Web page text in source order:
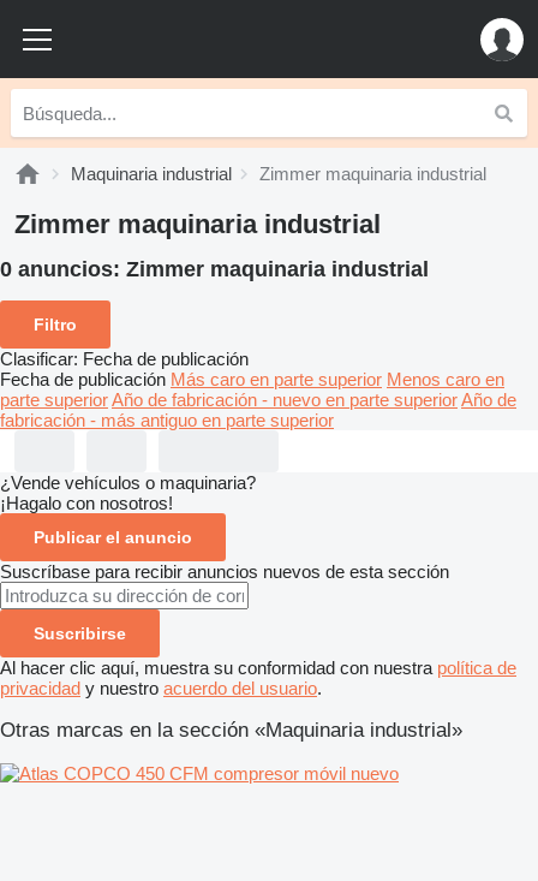
Maquinaria industrial Zimmer maquinaria industrial
Zimmer maquinaria industrial
0 anuncios: Zimmer maquinaria industrial
Filtro
Clasificar: Fecha de publicación
Fecha de publicación Más caro en parte superior Menos caro en
parte superiorAño de fabricación - nuevo en parte superiorAño de
fabricación - más antiguo en parte superior
¿Vende vehículos o maquinaria?
¡Hagalo con nosotros!
Publicar el anuncio
Suscríbase para recibir anuncios nuevos de esta sección
Suscribirse
Al hacer clic aquí, muestra su conformidad con nuestra política de
privacidad y nuestro acuerdo del usuario.
Otras marcas en la sección «Maquinaria industrial»